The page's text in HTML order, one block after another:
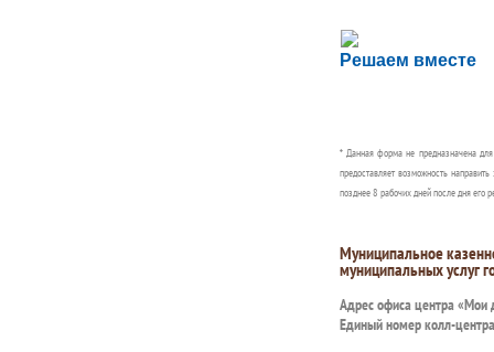
Решаем вместе
Сложности с
Сообщите об этом
* Данная форма не предназначена
предоставляет возможность
позднее 8 рабочих дней после дня его
Муниципальное
муниципальных услуг
Адрес офиса центра «Мои
Единый номер колл-